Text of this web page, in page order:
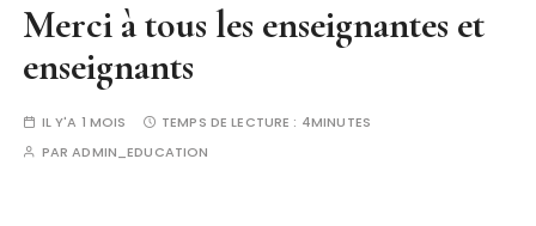
Merci à tous les enseignantes et
enseignants
IL Y'A 1 MOIS TEMPS DE LECTURE : 4MINUTES
PARADMIN_EDUCATION